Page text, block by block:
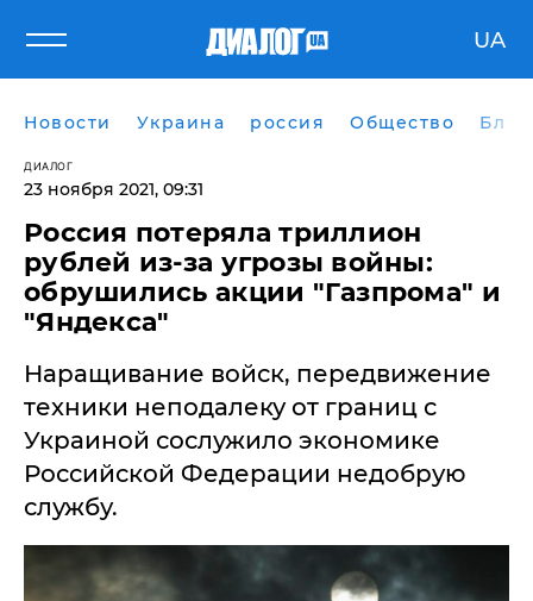
UA
Новости Украина россия Общество
ДИАЛОГ
23 ноября 2021, 09:31
Россия потеряла триллион
рублей из-за угрозы войны:
обрушились акции "Газпрома" и
"Яндекса"
Наращивание войск, передвижение
техники неподалеку от границ с
Украиной сослужило экономике
Российской Федерации недобрую
службу.